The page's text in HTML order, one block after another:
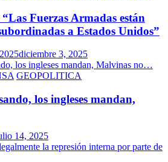
Fuerzas Armadas están
a Estados Unidos”
diciembre 3, 2025
GEOPOLITICA
los ingleses mandan,
14, 2025